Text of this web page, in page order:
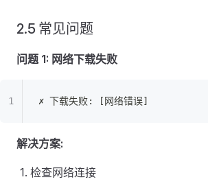
2.5 常见问题
问题 1: 网络下载失败
✗ 下载失败: [网络错误]
解决方案:
检查网络连接